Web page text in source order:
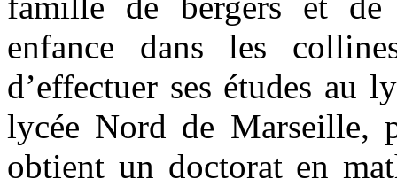
enfance dans les
d’effectuer ses études au
lycée Nord de Marseille,
obtient un doctorat en